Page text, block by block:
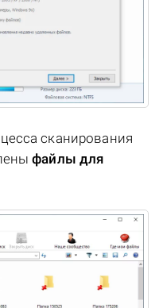
сканирования
файлы для